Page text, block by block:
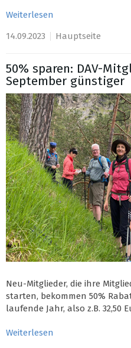
Weiterlesen
14.09.2023
Hauptseite
50% sparen: DAV-
September günstiger
Neu-Mitglieder, die ihre
starten, bekommen 50%
laufende Jahr, also z.B. 32,50
Weiterlesen